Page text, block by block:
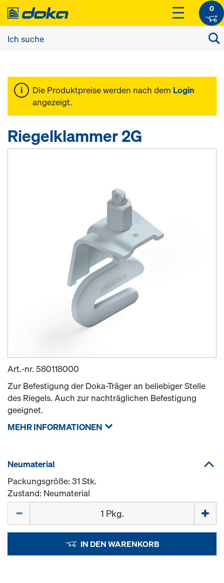
0
Die Produktpreise werden nach dem Login
angezeigt.
Riegelklammer 2G
Art.-nr. 580118000
Zur Befestigung der Doka-Träger an beliebiger Stelle
des Riegels. Auch zur nachträglichen Befestigung
geeignet.
MEHR INFORMATIONEN
Neumaterial
Packungsgröße: 31 Stk.
Zustand: Neumaterial
IN DEN WARENKORB